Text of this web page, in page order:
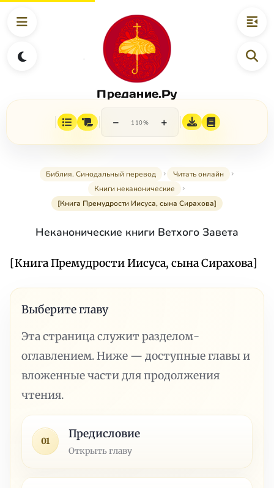
Предание.Ру
− 110% +
Библия. Синодальный перевод
Читать онлайн
Книги неканонические
[Книга Премудрости Иисуса, сына Сирахова]
Неканонические книги Ветхого Завета
[Книга Премудрости Иисуса, сына Сирахова]
Выберите главу
Эта страница служит разделом-
оглавлением. Ниже — доступные главы и
вложенные части для продолжения
чтения.
01
Предисловие
Открыть главу